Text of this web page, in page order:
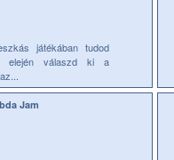
játékában tudod
elején válaszd ki a
Jam